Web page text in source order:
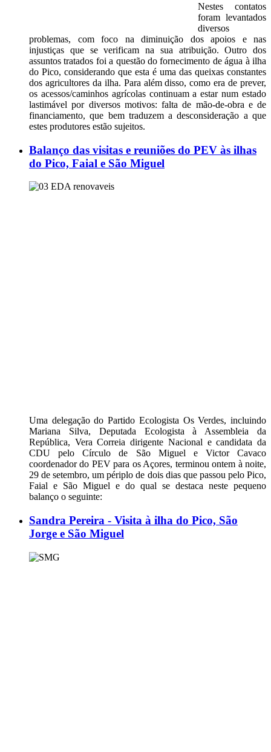
Nestes contatos
foram levantados
diversos
problemas, com foco na diminuição dos apoios e nas
injustiças que se verificam na sua atribuição. Outro dos
assuntos tratados foi a questão do fornecimento de água à ilha
do Pico, considerando que esta é uma das queixas constantes
dos agricultores da ilha. Para além disso, como era de prever,
os acessos/caminhos agrícolas continuam a estar num estado
lastimável por diversos motivos: falta de mão-de-obra e de
financiamento, que bem traduzem a desconsideração a que
estes produtores estão sujeitos.
Balanço das visitas e reuniões do PEV às ilhas
do Pico, Faial e São Miguel
Uma delegação do Partido Ecologista Os Verdes, incluindo
Mariana Silva, Deputada Ecologista à Assembleia da
República, Vera Correia dirigente Nacional e candidata da
CDU pelo Círculo de São Miguel e Victor Cavaco
coordenador do PEV para os Açores, terminou ontem à noite,
29 de setembro, um périplo de dois dias que passou pelo Pico,
Faial e São Miguel e do qual se destaca neste pequeno
balanço o seguinte:
Sandra Pereira - Visita à ilha do Pico, São
Jorge e São Miguel